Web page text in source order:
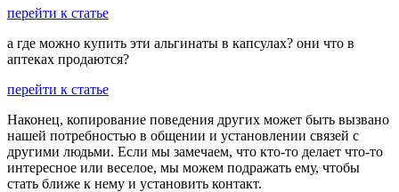
перейти к статье
а где можно купить эти альгинаты в капсулах? они что в
аптеках продаются?
перейти к статье
Наконец, копирование поведения других может быть вызвано
нашей потребностью в общении и установлении связей с
другими людьми. Если мы замечаем, что кто-то делает что-то
интересное или веселое, мы можем подражать ему, чтобы
стать ближе к нему и установить контакт.